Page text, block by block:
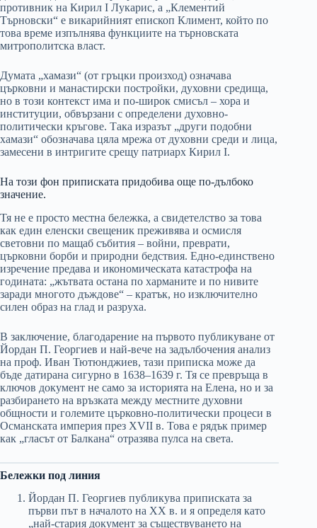
противник на Кирил I Лукарис, а „Клементий
Търновски“ е викарийният епископ Климент, който по
това време изпълнява функциите на търновската
митрополитска власт.
Думата „хамази“ (от гръцки произход) означава
църковни и манастирски постройки, духовни средища,
но в този контекст има и по-широк смисъл – хора и
институции, обвързани с определени духовно-
политически кръгове. Така изразът „други подобни
хамази“ обозначава цяла мрежа от духовни среди и лица,
замесени в интригите срещу патриарх Кирил I.
На този фон приписката придобива още по-дълбоко
значение.
Тя не е просто местна бележка, а свидетелство за това
как един еленски свещеник преживява и осмисля
световни по мащаб събития – войни, преврати,
църковни борби и природни бедствия. Едно-единствено
изречение предава и икономическата катастрофа на
годината: „жътвата остана по харманите и по нивите
заради многото дъждове“ – кратък, но изключително
силен образ на глад и разруха.
В заключение, благодарение на първото публикуване от
Йордан П. Георгиев и най-вече на задълбочения анализ
на проф. Иван Тютюнджиев, тази приписка може да
бъде датирана сигурно в 1638–1639 г. Тя се превръща в
ключов документ не само за историята на Елена, но и за
разбирането на връзката между местните духовни
общности и големите църковно-политически процеси в
Османската империя през XVII в. Това е рядък пример
как „гласът от Балкана“ отразява пулса на света.
Бележки под линия
Йордан П. Георгиев публикува приписката за
първи път в началото на ХХ в. и я определя като
„най-стария документ за съществуването на